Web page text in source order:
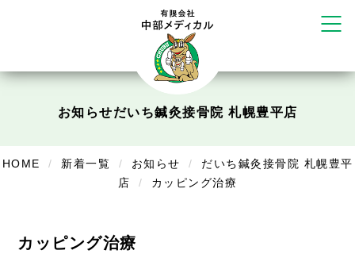
塚店
デイサービス
デイサービスあやめ
お知らせだいち鍼灸接骨院 札幌豊平店
HOME 新着一覧 お知らせ
だいち鍼灸接骨院 札幌豊平
店
カッピング治療
カッピング治療